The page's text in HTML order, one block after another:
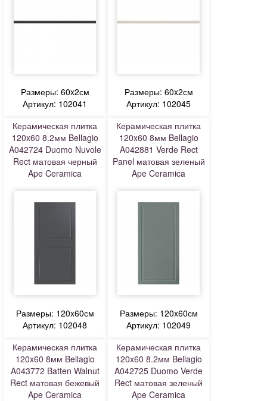
Размеры: 60x2см
Артикул: 102041
Размеры: 60x2см
Артикул: 102045
Керамическая плитка
120x60 8.2мм Bellagio
A042724 Duomo Nuvole
Rect матовая черный
Ape Ceramica
Размеры: 120x60см
Артикул: 102048
Керамическая плитка
120x60 8мм Bellagio
A042881 Verde Rect
Panel матовая зеленый
Ape Ceramica
Размеры: 120x60см
Артикул: 102049
Керамическая плитка
120x60 8мм Bellagio
A043772 Batten Walnut
Rect матовая бежевый
Ape Ceramica
Керамическая плитка
120x60 8.2мм Bellagio
A042725 Duomo Verde
Rect матовая зеленый
Ape Ceramica